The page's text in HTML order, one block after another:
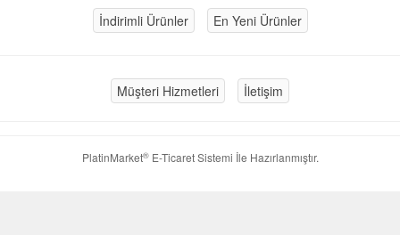
İndirimli Ürünler En Yeni Ürünler
Müşteri Hizmetleri İletişim
PlatinMarket®E-Ticaret Sistemi İle Hazırlanmıştır.